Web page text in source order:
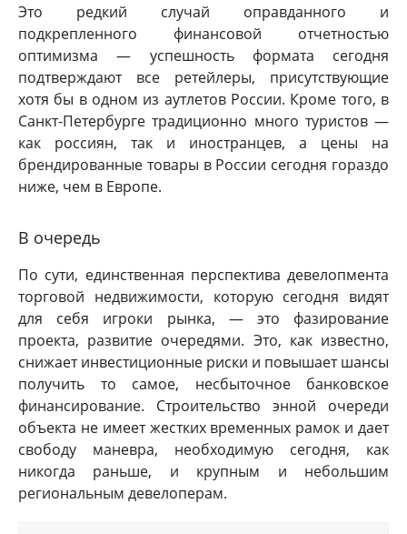
Это редкий случай оправданного и
подкрепленного финансовой отчетностью
оптимизма — успешность формата сегодня
подтверждают все ретейлеры, присутствующие
хотя бы в одном из аутлетов России. Кроме того, в
Санкт-Петербурге традиционно много туристов —
как россиян, так и иностранцев, а цены на
брендированные товары в России сегодня гораздо
ниже, чем в Европе.
В очередь
По сути, единственная перспектива девелопмента
торговой недвижимости, которую сегодня видят
для себя игроки рынка, — это фазирование
проекта, развитие очередями. Это, как известно,
снижает инвестиционные риски и повышает шансы
получить то самое, несбыточное банковское
финансирование. Строительство энной очереди
объекта не имеет жестких временных рамок и дает
свободу маневра, необходимую сегодня, как
никогда раньше, и крупным и небольшим
региональным девелоперам.